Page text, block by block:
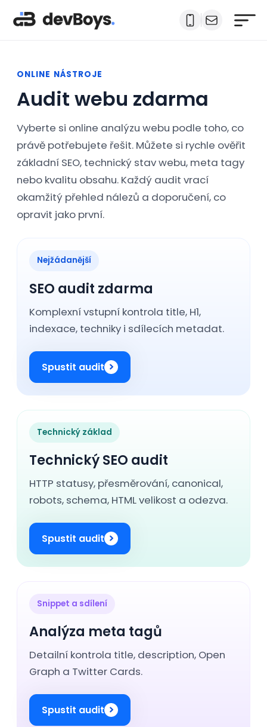
ONLINE NÁSTROJE
Audit webu zdarma
Vyberte si online analýzu webu podle toho, co
právě potřebujete řešit. Můžete si rychle ověřit
základní SEO, technický stav webu, meta tagy
nebo kvalitu obsahu. Každý audit vrací
okamžitý přehled nálezů a doporučení, co
opravit jako první.
Nejžádanější
SEO audit zdarma
Komplexní vstupní kontrola title, H1,
indexace, techniky i sdílecích metadat.
Spustit audit
Technický základ
Technický SEO audit
HTTP statusy, přesměrování, canonical,
robots, schema, HTML velikost a odezva.
Spustit audit
Snippet a sdílení
Analýza meta tagů
Detailní kontrola title, description, Open
Graph a Twitter Cards.
Spustit audit